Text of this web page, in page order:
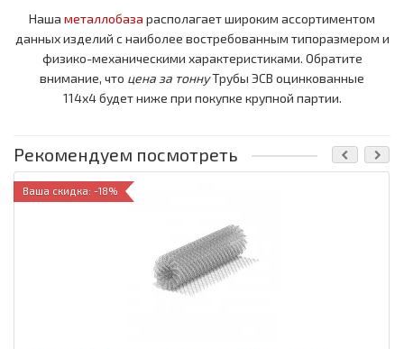
Наша металлобаза располагает широким ассортиментом
данных изделий с наиболее востребованным типоразмером и
физико-механическими характеристиками. Обратите
внимание, что цена за тоннуТрубы ЭСВ оцинкованные
114x4 будет ниже при покупке крупной партии.
Рекомендуем посмотреть
Ваша скидка: -18%